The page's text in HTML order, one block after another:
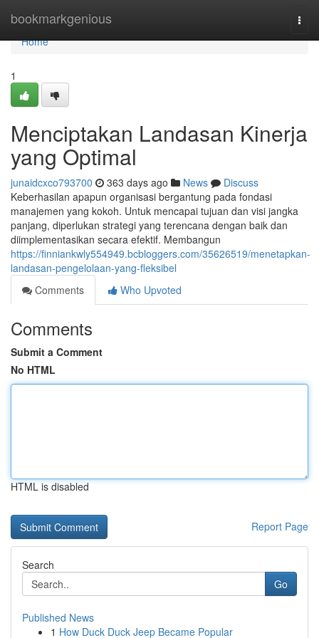
bookmarkgenious
Home
Home
1
Menciptakan Landasan Kinerja
yang Optimal
junaidcxco793700 363 days ago News
Discuss
Keberhasilan apapun organisasi bergantung pada fondasi
manajemen yang kokoh. Untuk mencapai tujuan dan visi jangka
panjang, diperlukan strategi yang terencana dengan baik dan
diimplementasikan secara efektif. Membangun
https://finniankwly554949.bcbloggers.com/35626519/menetapkan-
landasan-pengelolaan-yang-fleksibel
Comments
Who Upvoted
Comments
Submit a Comment
No HTML
HTML is disabled
Report Page
Search
Go
Published News
1 How Duck Duck Jeep Became Popular